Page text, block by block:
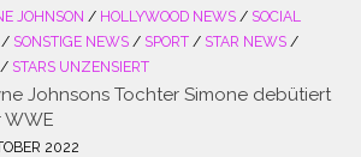
JOHNSON / HOLLYWOOD NEWS / SOCIAL
/ SONSTIGE NEWS / SPORT / STAR NEWS /
/ STARS UNZENSIERT
Johnsons Tochter Simone debütiert
WWE
2022